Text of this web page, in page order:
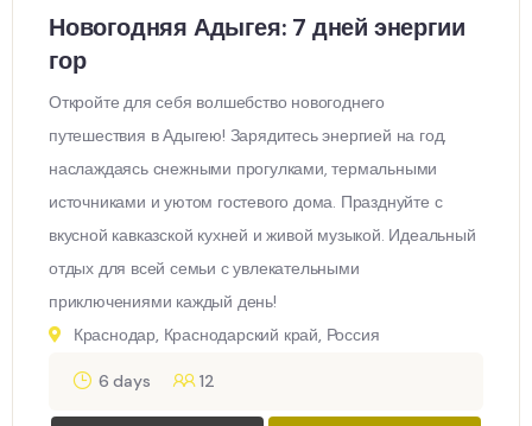
Новогодняя Адыгея: 7 дней энергии
гор
Откройте для себя волшебство новогоднего
путешествия в Адыгею! Зарядитесь энергией на год,
наслаждаясь снежными прогулками, термальными
источниками и уютом гостевого дома. Празднуйте с
вкусной кавказской кухней и живой музыкой. Идеальный
отдых для всей семьи с увлекательными
приключениями каждый день!
Краснодар, Краснодарский край, Россия
6 days 12